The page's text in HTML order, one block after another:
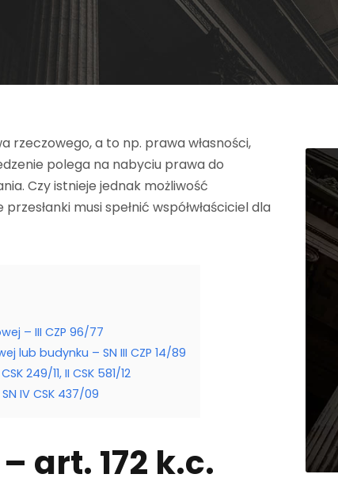
rzeczowego, a to np. prawa własności,
polega na nabyciu prawa do
Czy istnieje jednak możliwość
musi spełnić współwłaściciel dla
– III CZP 96/77
lub budynku – SN III CZP 14/89
249/11, II CSK 581/12
IV CSK 437/09
art. 172 k.c.